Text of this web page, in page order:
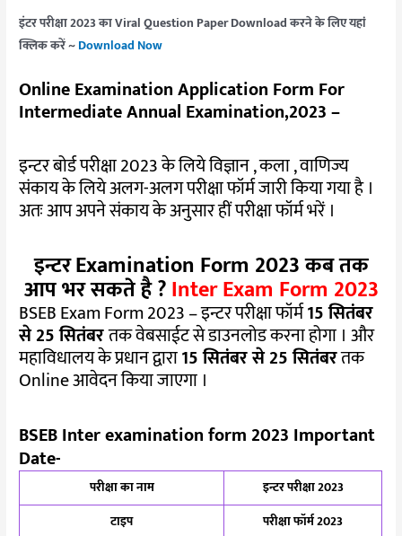
इंटर परीक्षा 2023 का Viral Question Paper Download करने के लिए यहां
क्लिक करें ~Download Now
Online Examination Application Form For
Intermediate Annual Examination,2023 –
इन्टर बोर्ड परीक्षा 2023 के लिये विज्ञान , कला , वाणिज्य
संकाय के लिये अलग-अलग परीक्षा फॉर्म जारी किया गया है ।
अतः आप अपने संकाय के अनुसार हीं परीक्षा फॉर्म भरें ।
इन्टरExamination Form 2023 कब तक
आप भर सकते है ?Inter Exam Form 2023
BSEB Exam Form 2023 – इन्टर परीक्षा फॉर्म15 सितंबर
से 25 सितंबरतक वेबसाईट से डाउनलोड करना होगा । और
महाविधालय के प्रधान द्वारा15 सितंबर से 25 सितंबरतक
Online आवेदन किया जाएगा ।
BSEB Inter examination form 2023 Important
Date-
परीक्षा का नाम
इन्टर परीक्षा 2023
टाइप
परीक्षा फॉर्म 2023